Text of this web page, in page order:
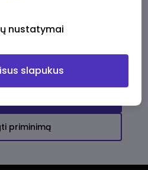
priminimą
nustatymai
slapukus